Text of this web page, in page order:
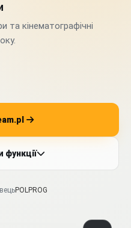
та кінематографічні
функції
POLPROG